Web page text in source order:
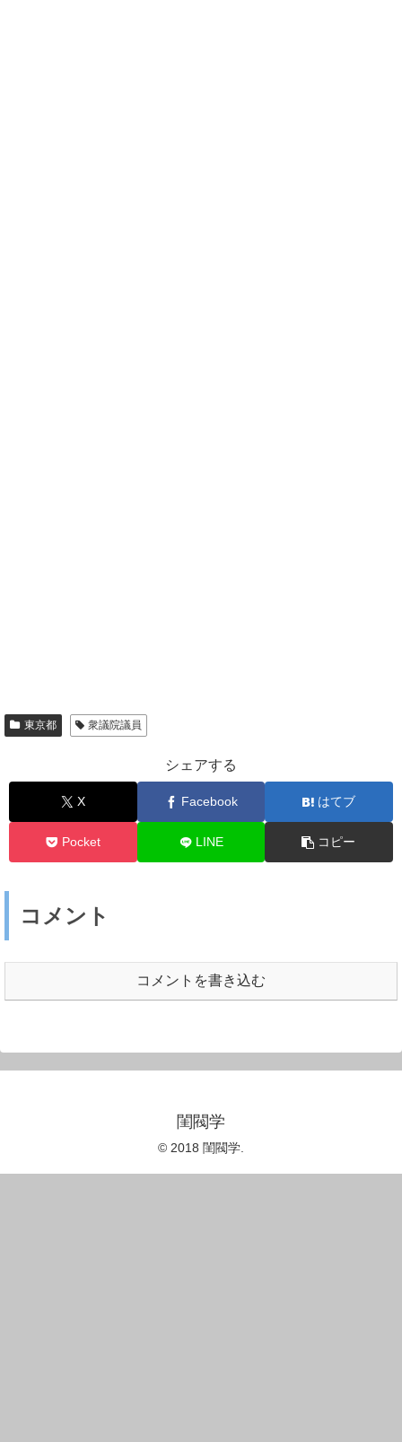
東京都 衆議院議員
シェアする
X Facebook はてブ
Pocket LINE コピー
コメント
コメントを書き込む
閨閥学
© 2018 閨閥学.